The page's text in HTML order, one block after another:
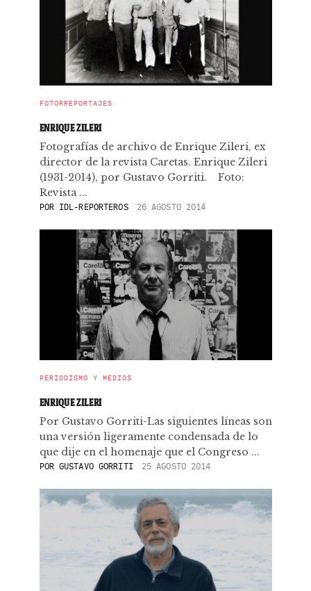
FOTORREPORTAJES
ENRIQUE ZILERI
Fotografías de archivo de Enrique Zileri, ex
director de la revista Caretas. Enrique Zileri
(1931-2014), por Gustavo Gorriti. Foto:
Revista ...
POR IDL-REPORTEROS 26 AGOSTO 2014
PERIODISMO Y MEDIOS
ENRIQUE ZILERI
Por Gustavo Gorriti-Las siguientes líneas son
una versión ligeramente condensada de lo
que dije en el homenaje que el Congreso ...
POR GUSTAVO GORRITI 25 AGOSTO 2014